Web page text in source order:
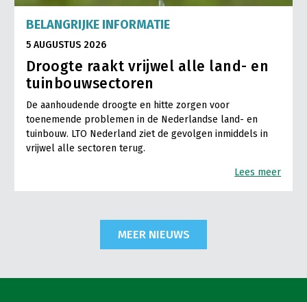
BELANGRIJKE INFORMATIE
5 AUGUSTUS 2026
Droogte raakt vrijwel alle land- en
tuinbouwsectoren
De aanhoudende droogte en hitte zorgen voor
toenemende problemen in de Nederlandse land- en
tuinbouw. LTO Nederland ziet de gevolgen inmiddels in
vrijwel alle sectoren terug.
Lees meer
MEER NIEUWS